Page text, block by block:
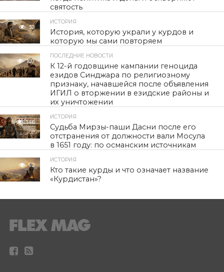
святость
32
ИСТОРИЯ
История, которую украли у курдов и
которую мы сами повторяем
107
ПОСЛЕДНИЕ НОВОСТИ
К 12-й годовщине кампании геноцида
езидов Синджара по религиозному
признаку, начавшейся после объявления
ИГИЛ о вторжении в езидские районы и
их уничтожении
146
ИСТОРИЯ
Судьба Мирзы-паши Дасни после его
отстранения от должности вали Мосула
в 1651 году: по османским источникам
92
ИСТОРИЯ
Кто такие курды и что означает название
«Курдистан»?